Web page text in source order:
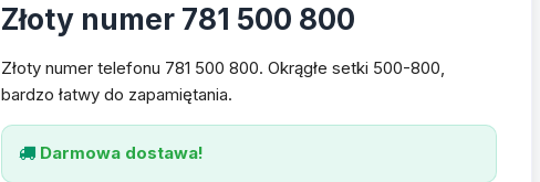
Złoty numer 781 500 800
Złoty numer telefonu 781 500 800. Okrągłe setki 500-800,
bardzo łatwy do zapamiętania.
Darmowa dostawa!